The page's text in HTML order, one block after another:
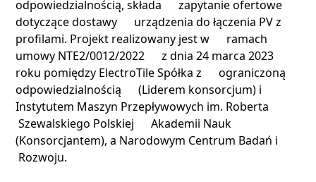
odpowiedzialnością, składa zapytanie ofertowe
dotyczące dostawy urządzenia do łączenia PV z
profilami. Projekt realizowany jest w ramach
umowy NTE2/0012/2022 z dnia 24 marca 2023
roku pomiędzy ElectroTile Spółka z ograniczoną
odpowiedzialnością (Liderem konsorcjum) i
Instytutem Maszyn Przepływowych im. Roberta
Szewalskiego Polskiej Akademii Nauk
(Konsorcjantem), a Narodowym Centrum Badań i
Rozwoju.